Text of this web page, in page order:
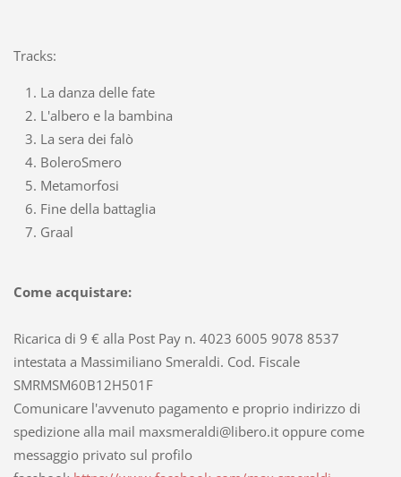
Tracks:
La danza delle fate
L'albero e la bambina
La sera dei falò
BoleroSmero
Metamorfosi
Fine della battaglia
Graal
Come acquistare:
Ricarica di 9 € alla Post Pay n. 4023 6005 9078 8537
intestata a Massimiliano Smeraldi. Cod. Fiscale
SMRMSM60B12H501F
Comunicare l'avvenuto pagamento e proprio indirizzo di
spedizione alla mail maxsmeraldi@libero.it oppure come
messaggio privato sul profilo